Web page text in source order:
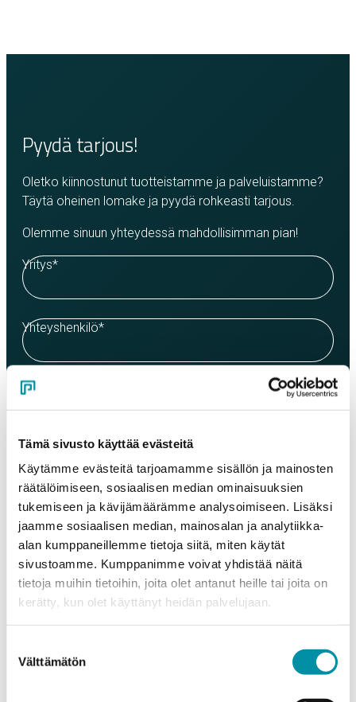
Tämä sivusto käyttää evästeitä
Käytämme evästeitä tarjoamamme sisällön ja mainosten
räätälöimiseen, sosiaalisen median ominaisuuksien
tukemiseen ja kävijämäärämme analysoimiseen. Lisäksi
jaamme sosiaalisen median, mainosalan ja analytiikka-
alan kumppaneillemme tietoja siitä, miten käytät
sivustoamme. Kumppanimme voivat yhdistää näitä
tietoja muihin tietoihin, joita olet antanut heille tai joita on
kerätty, kun olet käyttänyt heidän palvelujaan.
valinta
Välttämätön
Pyydä tarjous!
Oletko kiinnostunut tuotteistamme ja palveluistamme?
Täytä oheinen lomake ja pyydä rohkeasti tarjous.
Olemme sinuun yhteydessä mahdollisimman pian!
Yritys*
Yhteyshenkilö*
Sähköposti
Puhelinnumero
Tuotteet
Valitse tuote ja syötä tilauksen määrä metreinä. Huomioithan, että
valittu laatu määrittää tilauksen minimipainon.
Tuote*
Määrä (m)